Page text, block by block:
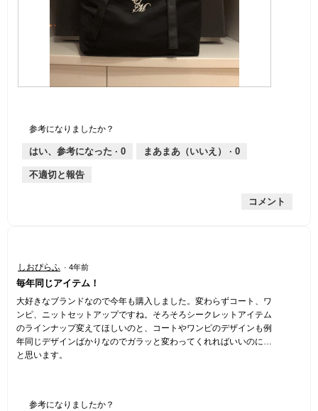
グ
が
開
き
ま
す
。
参考になりましたか？
はい、参考になった · 0 まあまあ（いいえ） · 0
不適切と報告
コメント
1
／
5
個
で
す。
しおぴらふ · 4年前
毎年同じアイテム！
大好きなブランドなので今年も購入しました。変わらずコート、ワ
ンピ、ニットセットアップですね。そろそろシークレットアイテム
のラインナップ変えてほしいのと、コートやワンピのデザインも例
年同じデザインばかりなのでガラッと変わってくれればいいのに…
と思います。
参考になりましたか？